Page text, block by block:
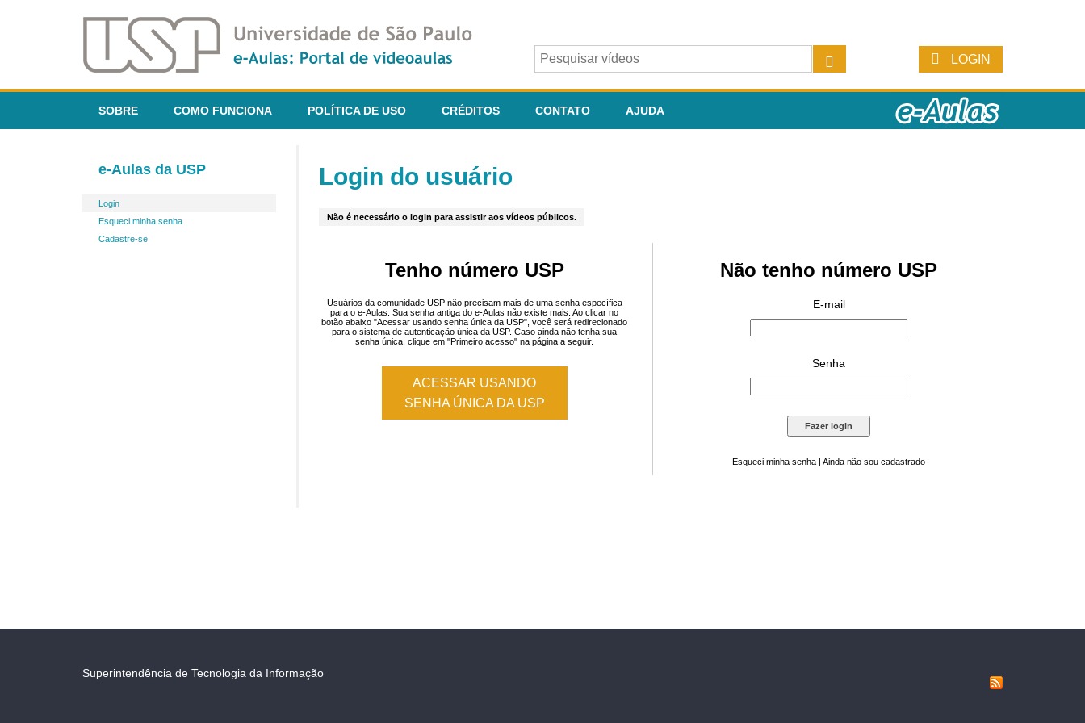
LOGIN
SOBRE COMO FUNCIONA POLÍTICA DE USO CRÉDITOS CONTATO AJUDA
e-Aulas da USP
Login
Esqueci minha senha
Cadastre-se
Login do usuário
Não é necessário o login para assistir aos vídeos públicos.
Tenho número USP
Usuários da comunidade USP não precisam mais de uma senha específica
para o e-Aulas. Sua senha antiga do e-Aulas não existe mais. Ao clicar no
botão abaixo "Acessar usando senha única da USP", você será redirecionado
para o sistema de autenticação única da USP. Caso ainda não tenha sua
senha única, clique em "Primeiro acesso" na página a seguir.
ACESSAR USANDO
SENHA ÚNICA DA USP
Não tenho número USP
E-mail
Senha
Esqueci minha senha | Ainda não sou cadastrado
Superintendência de Tecnologia da Informação